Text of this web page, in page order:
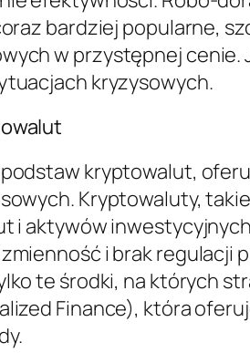
bardziej popularne,
w przystępnej
kryzysowych.
kryptowalut,
Kryptowaluty,
i aktywów
i brak
te środki, na których
Finance), która